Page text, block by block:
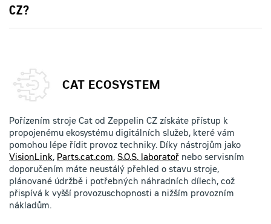
CZ?
CAT ECOSYSTEM
Pořízením stroje Cat od Zeppelin CZ získáte přístup k
propojenému ekosystému digitálních služeb, které vám
pomohou lépe řídit provoz techniky. Díky nástrojům jako
VisionLink, Parts.cat.com, S.O.S. laboratoř nebo servisním
doporučením máte neustálý přehled o stavu stroje,
plánované údržbě i potřebných náhradních dílech, což
přispívá k vyšší provozuschopnosti a nižším provozním
nákladům.